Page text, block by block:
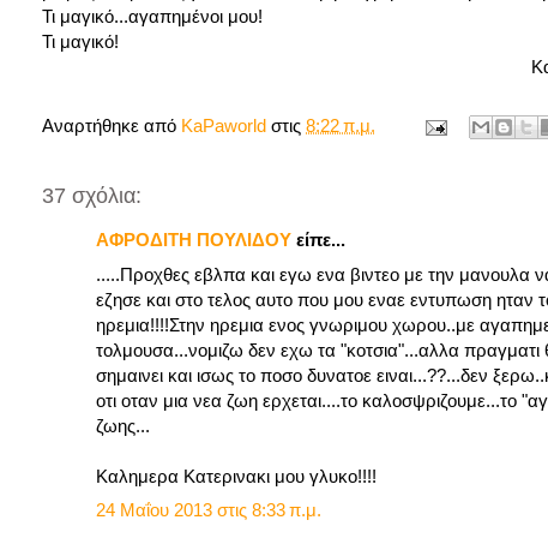
Τι μαγικό...αγαπημένοι μου!
Τι μαγικό!
Αναρτήθηκε από KaPaworld στις 8:22 π.μ.
37 σχόλια:
ΑΦΡΟΔΙΤΗ ΠΟΥΛΙΔΟΥ είπε...
.....Προχθες εβλπα και εγω ενα βιντεο με την μανουλα
εζησε και στο τελος αυτο που μου εναε εντυπωση
ηρεμια!!!!Στην ηρεμια ενος γνωριμου χωρου..με
τολμουσα...νομιζω δεν εχω τα "κοτσια"...αλλα πραγματι
σημαινει και ισως το ποσο δυνατοε ειναι...??...δεν
οτι οταν μια νεα ζωη ερχεται....το καλοσψριζουμε...το
ζωης...
Καλημερα Κατερινακι μου γλυκο!!!!
24 Μαΐου 2013 στις 8:33 π.μ.